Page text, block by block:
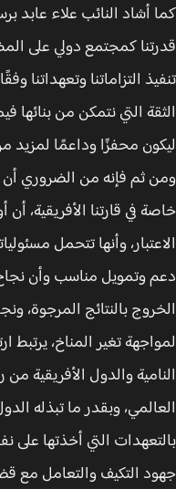
أشاد النائب علاء عابد
كمجتمع دولي على
التزاماتنا وتعهداتنا وفقًا ل
التي نتمكن من بنائها فيما
محفزًا وداعمًا لمزيد من
ثم فإنه من الضروري أن
في قارتنا الأفريقية، أن
وأنها تتحمل
وتمويل مناسب وأن نجاح
بالنتائج المرجوة،
تغير المناخ، يرتبط
والدول الأفريقية من
وبقدر ما تبذله
التي أخذتها على
التكيف والتعامل مع